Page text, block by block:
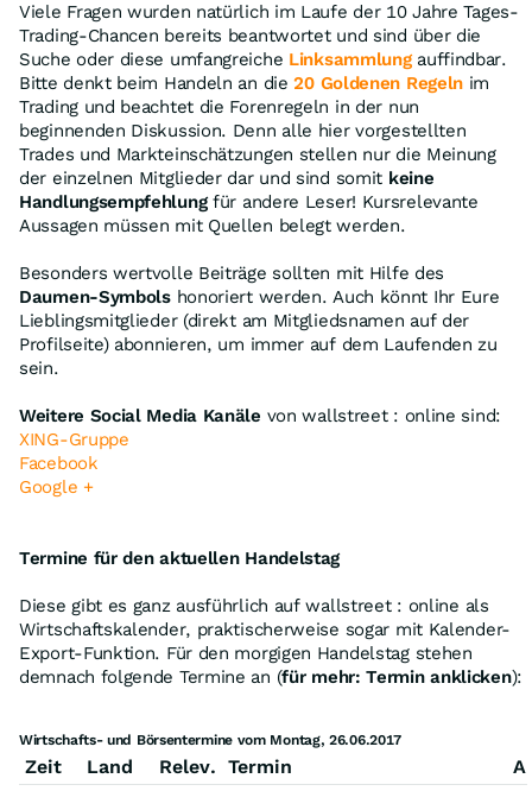
Viele Fragen wurden natürlich im Laufe der 10 Jahre Tages-
Trading-Chancen bereits beantwortet und sind über die
Suche oder diese umfangreiche Linksammlungauffindbar.
Bitte denkt beim Handeln an die20 Goldenen Regeln im
Trading und beachtet die Forenregeln in der nun
beginnenden Diskussion. Denn alle hier vorgestellten
Trades und Markteinschätzungen stellen nur die Meinung
der einzelnen Mitglieder dar und sind somit keine
Handlungsempfehlungfür andere Leser! Kursrelevante
Aussagen müssen mit Quellen belegt werden.
Besonders wertvolle Beiträge sollten mit Hilfe des
Daumen-Symbolshonoriert werden. Auch könnt Ihr Eure
Lieblingsmitglieder (direkt am Mitgliedsnamen auf der
Profilseite) abonnieren, um immer auf dem Laufenden zu
sein.
Weitere Social Media Kanäle von wallstreet : online sind:
XING-Gruppe
Facebook
Google +
Termine für den aktuellen Handelstag
Diese gibt es ganz ausführlich auf wallstreet : online als
Wirtschaftskalender, praktischerweise sogar mit Kalender-
Export-Funktion. Für den morgigen Handelstag stehen
demnach folgende Termine an (für mehr: Termin anklicken):
Wirtschafts- und Börsentermine vom Montag, 26.06.2017
Zeit Land Relev. Termin